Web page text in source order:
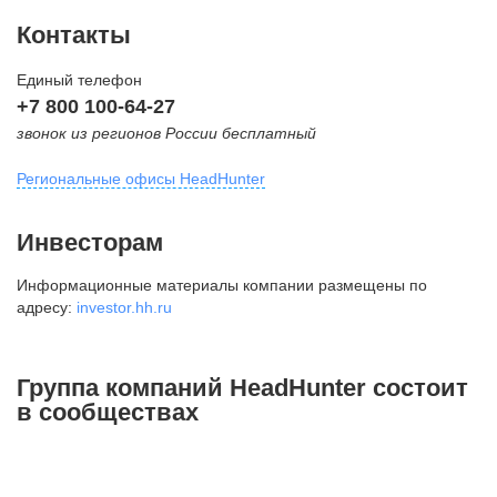
Контакты
Единый телефон
+7 800 100-64-27
звонок из регионов России бесплатный
Региональные офисы HeadHunter
внутригородская территория
Муниципальный округ Тверской,
2-я Брестская ул., д. 48,
+7 495 980-64-27
Инвесторам
Информационные материалы компании размещены по
адресу: investor.hh.ru
Группа компаний HeadHunter состоит
в сообществах